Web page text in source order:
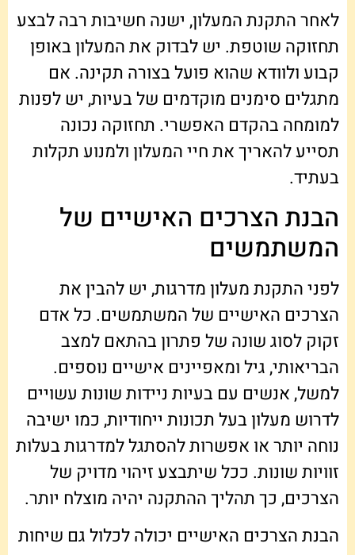
לאחר התקנת המעלון, ישנה חשיבות רבה לבצע
תחזוקה שוטפת. יש לבדוק את המעלון באופן
קבוע ולוודא שהוא פועל בצורה תקינה. אם
מתגלים סימנים מוקדמים של בעיות, יש לפנות
למומחה בהקדם האפשרי. תחזוקה נכונה
תסייע להאריך את חיי המעלון ולמנוע תקלות
בעתיד.
הבנת הצרכים האישיים של
המשתמשים
לפני התקנת מעלון מדרגות, יש להבין את
הצרכים האישיים של המשתמשים. כל אדם
זקוק לסוג שונה של פתרון בהתאם למצב
הבריאותי, גיל ומאפיינים אישיים נוספים.
למשל, אנשים עם בעיות ניידות שונות עשויים
לדרוש מעלון בעל תכונות ייחודיות, כמו ישיבה
נוחה יותר או אפשרות להסתגל למדרגות בעלות
זוויות שונות. ככל שיתבצע זיהוי מדויק של
הצרכים, כך תהליך ההתקנה יהיה מוצלח יותר.
הבנת הצרכים האישיים יכולה לכלול גם שיחות